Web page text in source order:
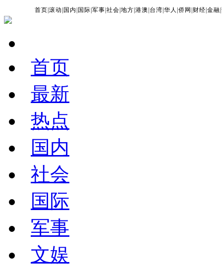
首页 |滚动 国内 国际 |军事 |社会 |地方 |港澳 台湾 |华人 |侨网 财经 |金融 |
首页
最新
热点
国内
社会
国际
军事
文娱